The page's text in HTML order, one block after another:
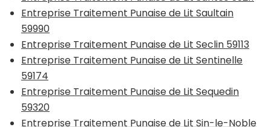
Entreprise Traitement Punaise de Lit Saultain
59990
Entreprise Traitement Punaise de Lit Seclin 59113
Entreprise Traitement Punaise de Lit Sentinelle
59174
Entreprise Traitement Punaise de Lit Sequedin
59320
Entreprise Traitement Punaise de Lit Sin-le-Noble